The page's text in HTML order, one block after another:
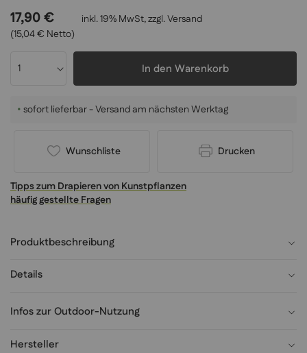
17,90 €
(15,04 € Netto)
inkl. 19% MwSt, zzgl.Versand
In den Warenkorb
• sofort lieferbar - Versand am nächsten Werktag
Wunschliste Drucken
Tipps zum Drapieren von Kunstpflanzen
häufig gestellte Fragen
Produktbeschreibung
Details
Infos zur Outdoor-Nutzung
Hersteller